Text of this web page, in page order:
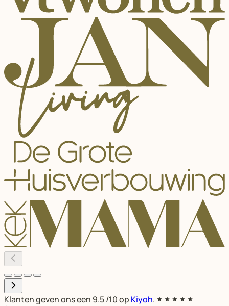
Klanten geven ons een 9.5/10 op Kiyoh.